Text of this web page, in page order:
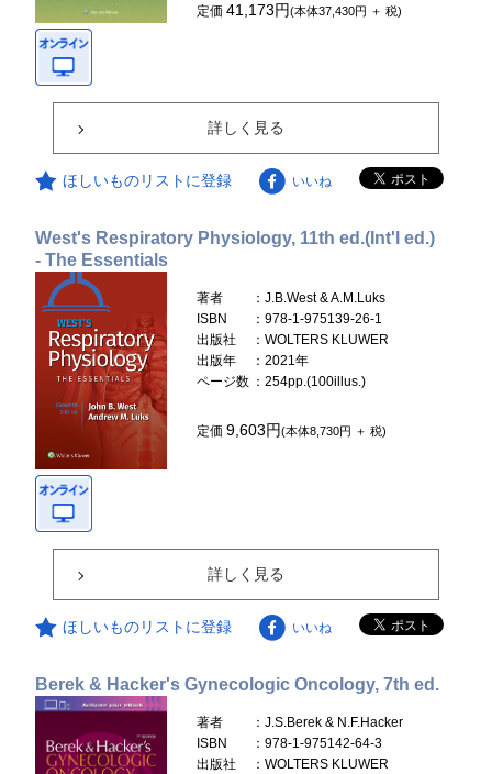
定価41,173円(本体37,430円 ＋ 税)
詳しく見る
ほしいものリストに登録 いいね
West's Respiratory Physiology, 11th ed.(Int'l ed.)
- The Essentials
著者
：J.B.West & A.M.Luks
ISBN
：978-1-975139-26-1
出版社
：WOLTERS KLUWER
出版年
：2021年
ページ数 ：254pp.(100illus.)
定価9,603円(本体8,730円 ＋ 税)
詳しく見る
ほしいものリストに登録 いいね
Berek & Hacker's Gynecologic Oncology, 7th ed.
著者
：J.S.Berek & N.F.Hacker
ISBN
：978-1-975142-64-3
出版社
：WOLTERS KLUWER